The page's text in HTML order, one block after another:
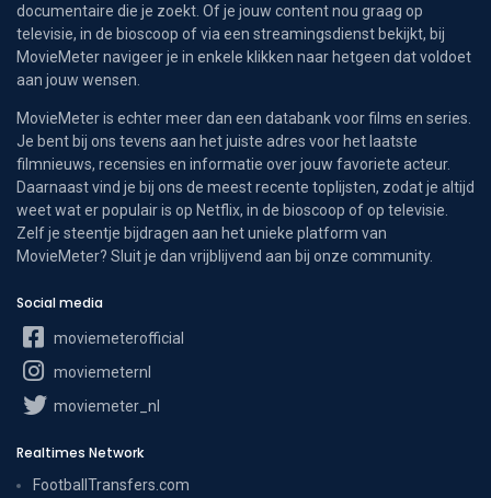
documentaire die je zoekt. Of je jouw content nou graag op
televisie, in de bioscoop of via een streamingsdienst bekijkt, bij
MovieMeter navigeer je in enkele klikken naar hetgeen dat voldoet
aan jouw wensen.
MovieMeter is echter meer dan een databank voor films en series.
Je bent bij ons tevens aan het juiste adres voor het laatste
filmnieuws, recensies en informatie over jouw favoriete acteur.
Daarnaast vind je bij ons de meest recente toplijsten, zodat je altijd
weet wat er populair is op Netflix, in de bioscoop of op televisie.
Zelf je steentje bijdragen aan het unieke platform van
MovieMeter? Sluit je dan vrijblijvend aan bij onze community.
Social media
moviemeterofficial
moviemeternl
moviemeter_nl
Realtimes Network
FootballTransfers.com